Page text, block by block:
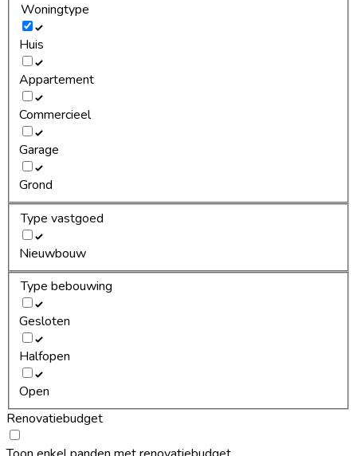
Woningtype
Huis
Appartement
Commercieel
Garage
Grond
Type vastgoed
Nieuwbouw
Type bebouwing
Gesloten
Halfopen
Open
Renovatiebudget